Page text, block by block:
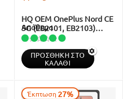
HQ OEM OnePlus Nord CE
5G (EB2101, EB2103)
BLP845 Battery Li-Ion
Απόθεμα
ΠΡΟΣΘΉΚΗ ΣΤΟ
ΚΑΛΆΘΙ
Έκπτωση 27%